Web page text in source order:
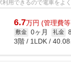
用できるので電車をよ
パートです...
6.7万円 (管理費
敷金 0ヶ月 礼金
3階 / 1LDK / 40.08